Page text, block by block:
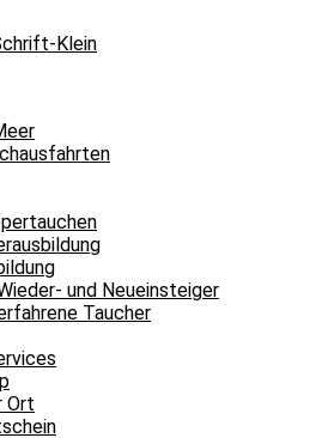
und Neueinsteiger
Taucher
Ort